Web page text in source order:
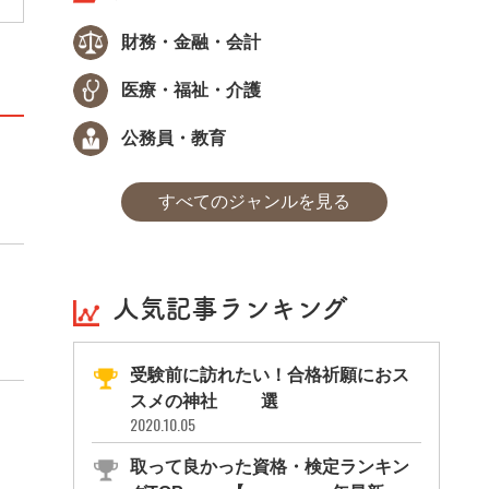
財務・金融・会計
医療・福祉・介護
公務員・教育
すべてのジャンルを見る
人気記事ランキング
受験前に訪れたい！合格祈願におス
スメの神社11選
2020.10.05
取って良かった資格・検定ランキン